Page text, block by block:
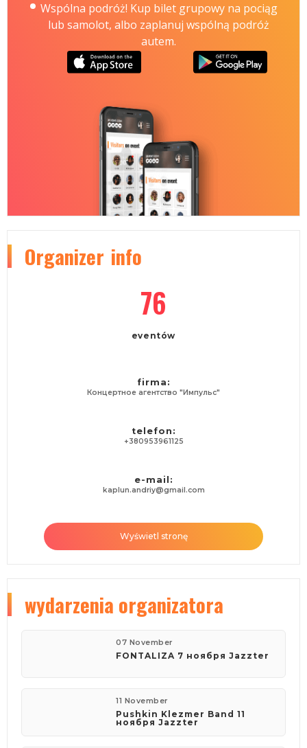
Wspólna podróż! Kup bilet grupowy na pociąg
lub samolot, albo zaplanuj wspólną podróż
autem.
Organizer info
76
eventów
firma:
Концертное агентство "Импульс"
telefon:
+380953961125
e-mail:
kaplun.andriy@gmail.com
Wyświetl stronę
wydarzenia organizatora
07 November
FONTALIZA 7 ноября Jazzter
11 November
Pushkin Klezmer Band 11
ноября Jazzter